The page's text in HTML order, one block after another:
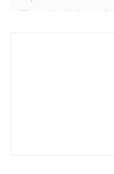
mijloc și activitate
solidaritate și de